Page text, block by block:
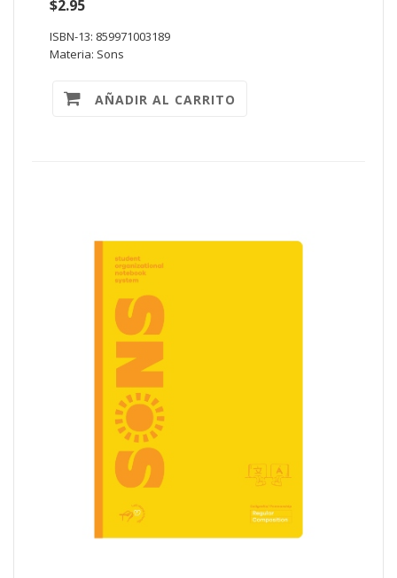
$2.95
ISBN-13: 859971003189
Materia: Sons
AÑADIR AL CARRITO